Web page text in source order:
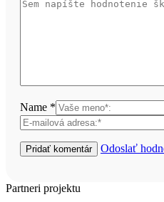
Name *
Odoslať
Partneri projektu